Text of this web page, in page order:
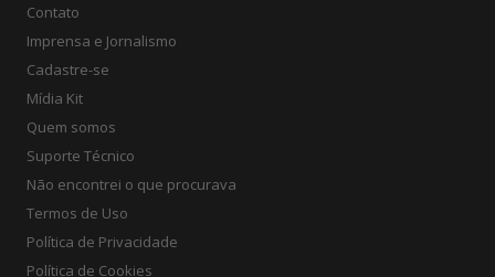
Contato
Imprensa e Jornalismo
Cadastre-se
Mídia Kit
Quem somos
Suporte Técnico
Não encontrei o que procurava
Termos de Uso
Política de Privacidade
Política de Cookies